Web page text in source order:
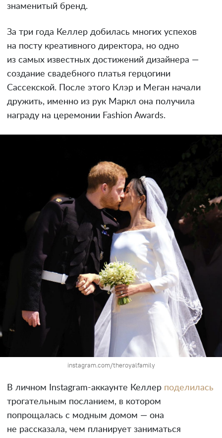
знаменитый бренд.
За три года Келлер добилась многих успехов
на посту креативного директора, но одно
из самых известных достижений дизайнера —
создание свадебного платья герцогини
Сассекской. После этого Клэр и Меган начали
дружить, именно из рук Маркл она получила
награду на церемонии Fashion Awards.
instagram.com/theroyalfamily
В личном Instagram-аккаунте Келлер поделилась
трогательным посланием, в котором
попрощалась с модным домом — она
не рассказала, чем планирует заниматься